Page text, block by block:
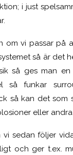
i just
om vi passar på
så är det
så ges man
så funkar
så kan det som
eller
vi sedan följer
och ger t.ex.